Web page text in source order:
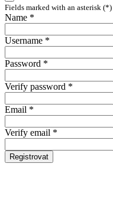
Fields marked with an asterisk (*)
Name *
Username *
Password *
Verify password *
Email *
Verify email *
Registrovat